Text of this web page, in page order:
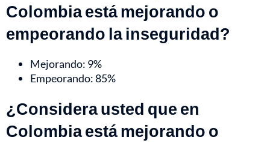
Colombia está mejorando o
empeorando la inseguridad?
Mejorando: 9%
Empeorando: 85%
¿Considera usted que en
Colombia está mejorando o